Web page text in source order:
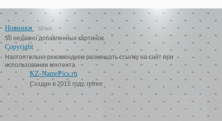
Новинки 50 шт.
50 недавно добавленных картинок.
Copyright
Настоятельно рекомендуем размещать ссылку на сайт при
использовании контента.
KZ-NamePics.ru
Создан в 2015 году, retree